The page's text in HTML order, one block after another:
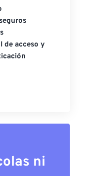
de acceso y
ni